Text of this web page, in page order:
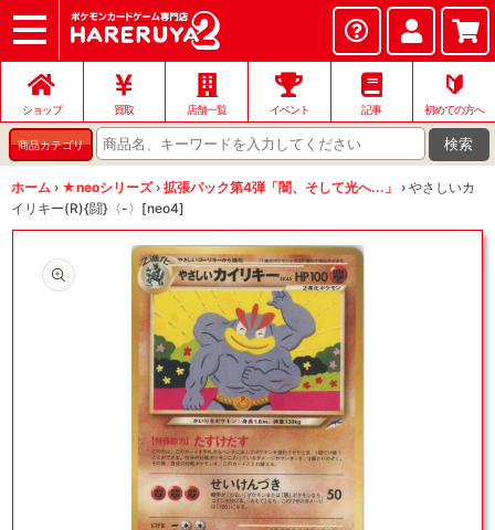
ショップ
店頭買取
ネット買取
店舗一覧
イベント
お問い合わせ
ショップ 買取 店舗一覧 イベント 記事
🔰
初めての方へ
商品カテゴリ 検索
ホーム › ★neoシリーズ › 拡張パック第4弾「闇、そして光へ...」 › やさしいカ
イリキー(R){闘}〈-〉[neo4]